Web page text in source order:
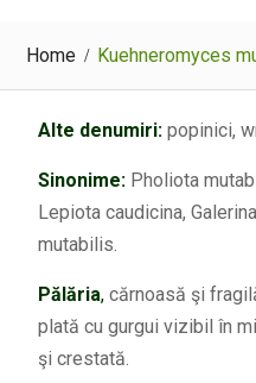
Home Kuehneromyces
Alte denumiri:popinici,
Sinonime: Pholiota
Lepiota caudicina,
mutabilis.
Pălăria,cărnoasă şi
plată cu gurgui vizibil în
şi crestată.